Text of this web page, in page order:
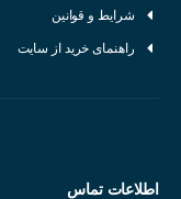
شرایط و قوانین
راهنمای خرید از سایت
اطلاعات تماس